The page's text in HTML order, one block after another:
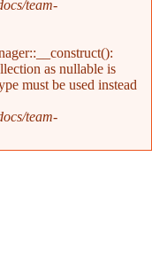
team-
as nullable is
must be used instead
team-